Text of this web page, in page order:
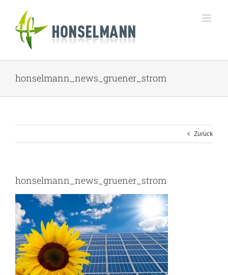
springen
honselmann_news_gruener_strom
Zurück
honselmann_news_gruener_strom